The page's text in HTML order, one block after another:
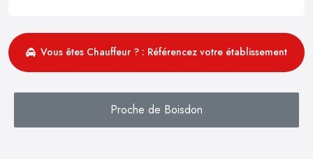
Vous êtes Chauffeur ? : Référencez votre établissement
Proche de Boisdon